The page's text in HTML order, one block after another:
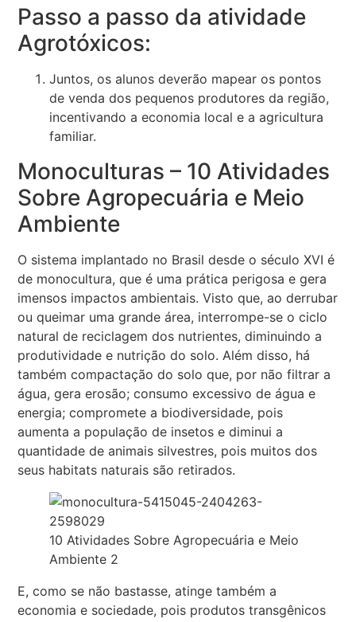
Passo a passo da atividade
Agrotóxicos:
Juntos, os alunos deverão mapear os pontos
de venda dos pequenos produtores da região,
incentivando a economia local e a agricultura
familiar.
Monoculturas – 10 Atividades
Sobre Agropecuária e Meio
Ambiente
O sistema implantado no Brasil desde o século XVI é
de monocultura, que é uma prática perigosa e gera
imensos impactos ambientais. Visto que, ao derrubar
ou queimar uma grande área, interrompe-se o ciclo
natural de reciclagem dos nutrientes, diminuindo a
produtividade e nutrição do solo. Além disso, há
também compactação do solo que, por não filtrar a
água, gera erosão; consumo excessivo de água e
energia; compromete a biodiversidade, pois
aumenta a população de insetos e diminui a
quantidade de animais silvestres, pois muitos dos
seus habitats naturais são retirados.
10 Atividades Sobre Agropecuária e Meio
Ambiente 2
E, como se não bastasse, atinge também a
economia e sociedade, pois produtos transgênicos